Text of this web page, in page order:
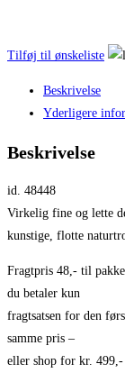
Tilføj til ønskeliste
Beskrivelse
Yderligere
Beskrivelse
id. 48448
Virkelig fine og lette
kunstige, flotte
Fragtpris 48,- til
du betaler kun
fragtsatsen for den
samme pris –
eller shop for kr.